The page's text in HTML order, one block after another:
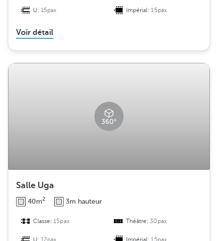
U:15pax Impérial:15pax
Voir détail
Salle Uga
40m2 3m hauteur
Classe:15pax Théâtre:30pax
U: 12pax Impérial: 15pax